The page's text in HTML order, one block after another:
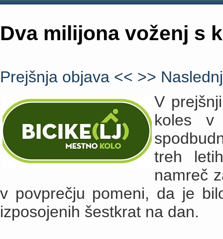
Dva milijona voženj s
Prejšnja objava << >>
V
koles v
treh
namreč
v povprečju pomeni, da je
izposojenih šestkrat na dan.